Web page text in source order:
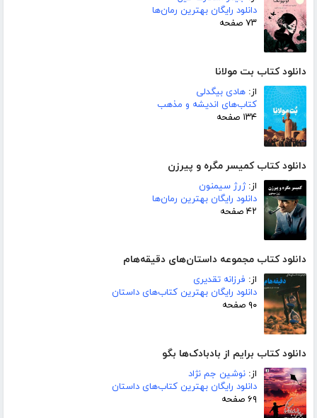
دانلود رایگان بهترین رمان‌ها
۷۳ صفحه
دانلود کتاب بت مولانا
از: هادی بیگدلی
کتاب‌های اندیشه و مذهب
۱۳۴ صفحه
دانلود کتاب کمیسر مگره و پیرزن
از:ژرژ سیمنون
دانلود رایگان بهترین رمان‌ها
۴۲ صفحه
دانلود کتاب مجموعه داستان‌های دقیقه‌هام
از: فرزانه تقدیری
دانلود رایگان بهترین کتاب‌های داستان
۹۰ صفحه
دانلود کتاب برایم از بادبادک‌ها بگو
از: نوشین جم نژاد
دانلود رایگان بهترین کتاب‌های داستان
۶۹ صفحه